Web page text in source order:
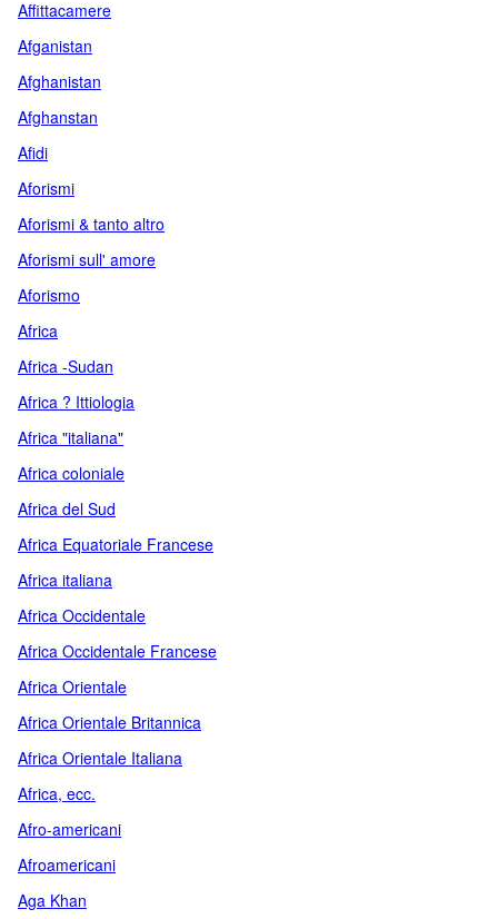
Affittacamere
Afganistan
Afghanistan
Afghanstan
Afidi
Aforismi
Aforismi & tanto altro
Aforismi sull' amore
Aforismo
Africa
Africa -Sudan
Africa ? Ittiologia
Africa "italiana"
Africa coloniale
Africa del Sud
Africa Equatoriale Francese
Africa italiana
Africa Occidentale
Africa Occidentale Francese
Africa Orientale
Africa Orientale Britannica
Africa Orientale Italiana
Africa, ecc.
Afro-americani
Afroamericani
Aga Khan